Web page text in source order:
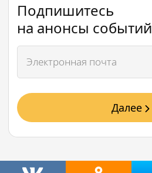
Подпишитесь
на анонсы событий
Далее